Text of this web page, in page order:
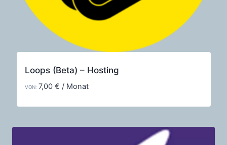
Loops (Beta) – Hosting
VON: 7,00 € / Monat